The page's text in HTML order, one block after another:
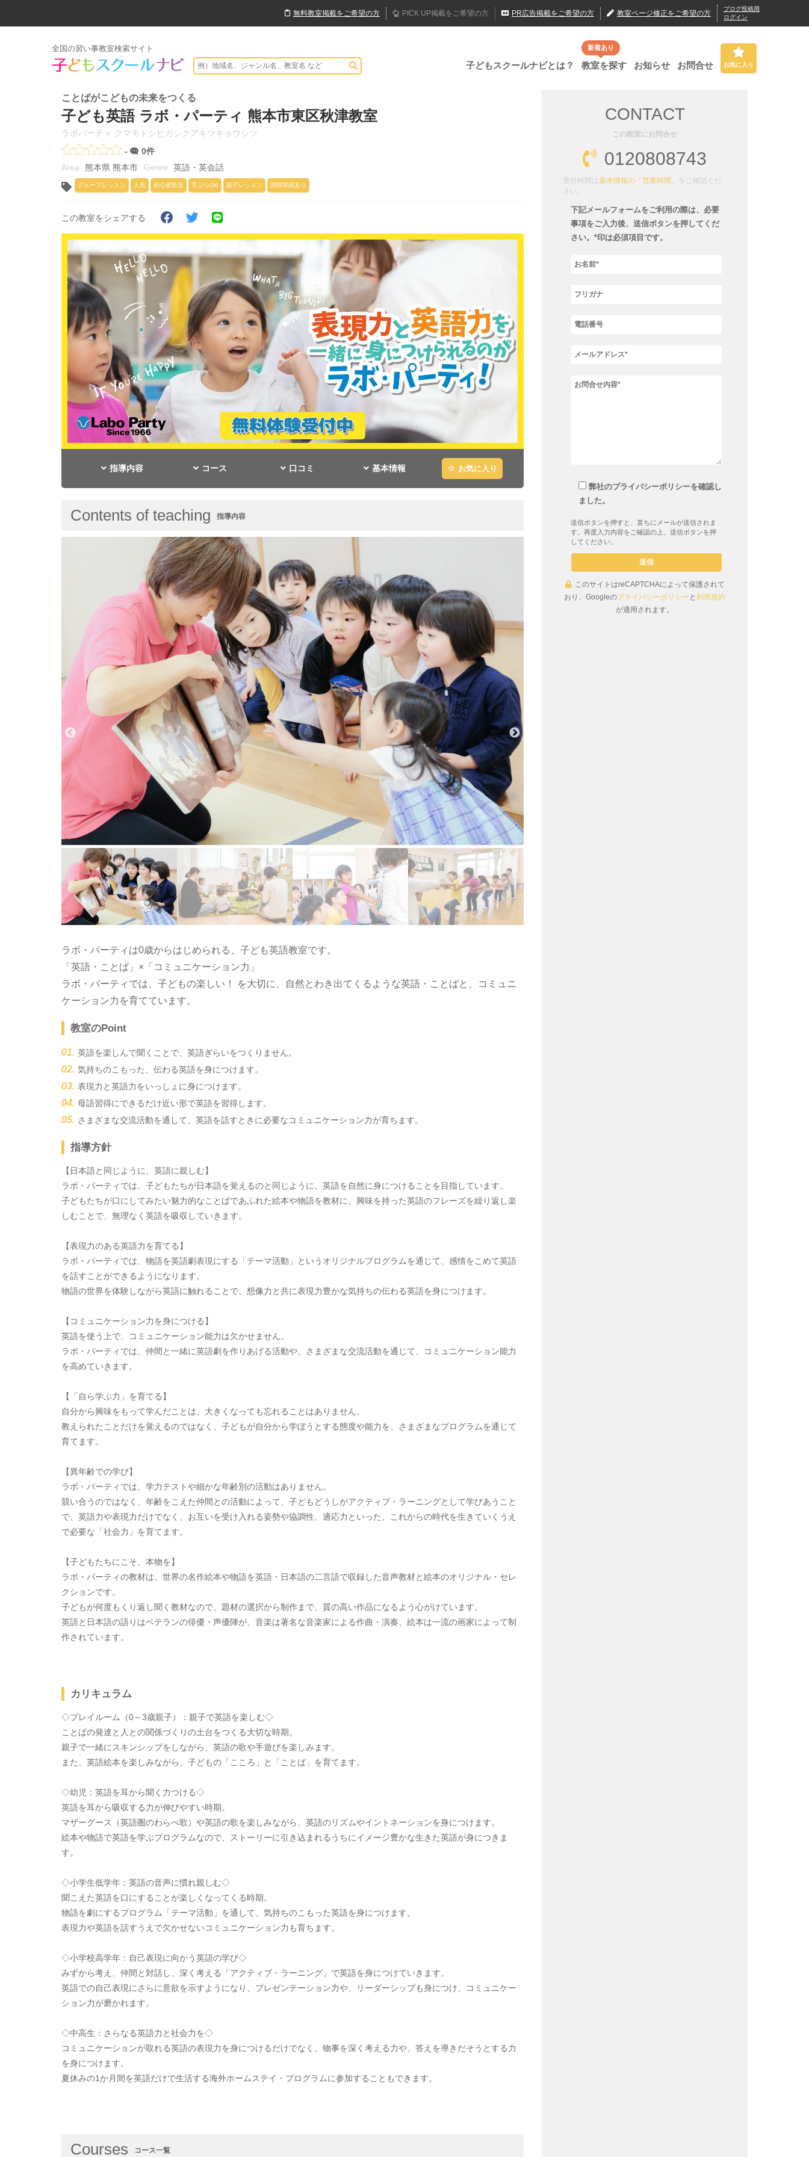
無料教室掲載をご希望の方 PICK UP掲載をご希望の方 PR広告掲載をご希望の方 教室ページ修正をご希望の方
ブログ投稿用
ログイン
全国の習い事教室検索サイト
子どもスクールナビとは？
新着あり
教室を探す お知らせ お問合せ お気に入り
ことばがこどもの未来をつくる
子ども英語 ラボ・パーティ 熊本市東区秋津教室
ラボパーティ クマモトシヒガシクアキツキョウシツ
-
0件
熊本県 熊本市
英語・英会話
グループレッスン 人気 初心者歓迎 手ぶらOK 親子レッスン 講師実績あり
この教室をシェアする
指導内容 コース 口コミ 基本情報 お気に入り
Contents of teaching 指導内容
ラボ・パーティは0歳からはじめられる、子ども英語教室です。
「英語・ことば」×「コミュニケーション力」
ラボ・パーティでは、子どもの楽しい！ を大切に、自然とわき出てくるような英語・ことばと、コミュニ
ケーション力を育てています。
教室のPoint
英語を楽しんで聞くことで、英語ぎらいをつくりません。
気持ちのこもった、伝わる英語を身につけます。
表現力と英語力をいっしょに身につけます。
母語習得にできるだけ近い形で英語を習得します。
さまざまな交流活動を通して、英語を話すときに必要なコミュニケーション力が育ちます。
指導方針
【日本語と同じように、英語に親しむ】
ラボ・パーティでは、子どもたちが日本語を覚えるのと同じように、英語を自然に身につけることを目指しています。
子どもたちが口にしてみたい魅力的なことばであふれた絵本や物語を教材に、興味を持った英語のフレーズを繰り返し楽
しむことで、無理なく英語を吸収していきます。
【表現力のある英語力を育てる】
ラボ・パーティでは、物語を英語劇表現にする「テーマ活動」というオリジナルプログラムを通じて、感情をこめて英語
を話すことができるようになります。
物語の世界を体験しながら英語に触れることで、想像力と共に表現力豊かな気持ちの伝わる英語を身につけます。
【コミュニケーション力を身につける】
英語を使う上で、コミュニケーション能力は欠かせません。
ラボ・パーティでは、仲間と一緒に英語劇を作りあげる活動や、さまざまな交流活動を通じて、コミュニケーション能力
を高めていきます。
【「自ら学ぶ力」を育てる】
自分から興味をもって学んだことは、大きくなっても忘れることはありません。
教えられたことだけを覚えるのではなく、子どもが自分から学ぼうとする態度や能力を、さまざまなプログラムを通じて
育てます。
【異年齢での学び】
ラボ・パーティでは、学力テストや細かな年齢別の活動はありません。
競い合うのではなく、年齢をこえた仲間との活動によって、子どもどうしがアクティブ・ラーニングとして学びあうこと
で、英語力や表現力だけでなく、お互いを受け入れる姿勢や協調性、適応力といった、これからの時代を生きていくうえ
で必要な「社会力」を育てます。
【子どもたちにこそ、本物を】
ラボ・パーティの教材は、世界の名作絵本や物語を英語・日本語の二言語で収録した音声教材と絵本のオリジナル・セレ
クションです。
子どもが何度もくり返し聞く教材なので、題材の選択から制作まで、質の高い作品になるよう心がけています。
英語と日本語の語りはベテランの俳優・声優陣が、音楽は著名な音楽家による作曲・演奏、絵本は一流の画家によって制
作されています。
カリキュラム
◇プレイルーム（0～3歳親子）：親子で英語を楽しむ◇
ことばの発達と人との関係づくりの土台をつくる大切な時期。
親子で一緒にスキンシップをしながら、英語の歌や手遊びを楽しみます。
また、英語絵本を楽しみながら、子どもの「こころ」と「ことば」を育てます。
◇幼児：英語を耳から聞く力つける◇
英語を耳から吸収する力が伸びやすい時期。
マザーグース（英語圏のわらべ歌）や英語の歌を楽しみながら、英語のリズムやイントネーションを身につけます。
絵本や物語で英語を学ぶプログラムなので、ストーリーに引き込まれるうちにイメージ豊かな生きた英語が身につきま
す。
◇小学生低学年：英語の音声に慣れ親しむ◇
聞こえた英語を口にすることが楽しくなってくる時期。
物語を劇にするプログラム「テーマ活動」を通して、気持ちのこもった英語を身につけます。
表現力や英語を話すうえで欠かせないコミュニケーション力も育ちます。
◇小学校高学年：自己表現に向かう英語の学び◇
みずから考え、仲間と対話し、深く考える「アクティブ・ラーニング」で英語を身につけていきます。
英語での自己表現にさらに意欲を示すようになり、プレゼンテーション力や、リーダーシップも身につけ、コミュニケー
ション力が磨かれます。
◇中高生：さらなる英語力と社会力を◇
コミュニケーションが取れる英語の表現力を身につけるだけでなく、物事を深く考える力や、答えを導きだそうとする力
を身につけます。
夏休みの1か月間を英語だけで生活する海外ホームステイ・プログラムに参加することもできます。
Courses コース一覧
CONTACT
この教室にお問合せ
0120808743
受付時間は基本情報の「営業時間」
をご確認くだ
さい。
下記メールフォームをご利用の際は、必要
事項をご入力後、送信ボタンを押してくだ
さい。*印は必須項目です。
弊社のプライバシーポリシーを確認し
ました。
送信ボタンを押すと、直ちにメールが送信されま
す。再度入力内容をご確認の上、送信ボタンを押
してください。
このサイトはreCAPTCHAによって保護されて
おり、Googleのプライバシーポリシー と 利用規約
が適用されます。